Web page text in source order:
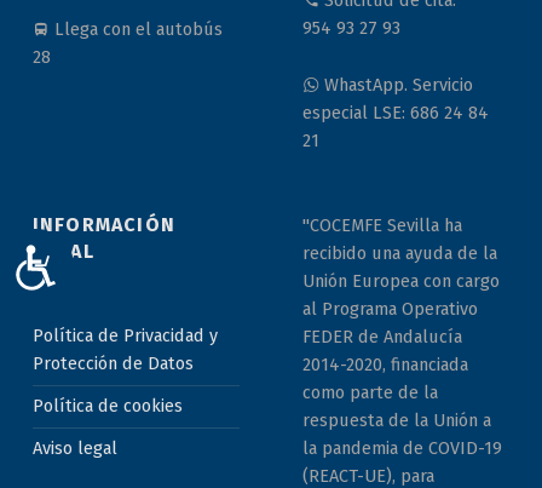
ACCESIBILIDAD
Llega con el autobús
28
954 93 27 93
WhastApp. Servicio
especial LSE: 686 24 84
21
INFORMACIÓN
LEGAL
Política de Privacidad y
Protección de Datos
Política de cookies
Aviso legal
"COCEMFE Sevilla ha
recibido una ayuda de la
Unión Europea con cargo
al Programa Operativo
FEDER de Andalucía
2014-2020, financiada
como parte de la
respuesta de la Unión a
la pandemia de COVID-19
(REACT-UE), para